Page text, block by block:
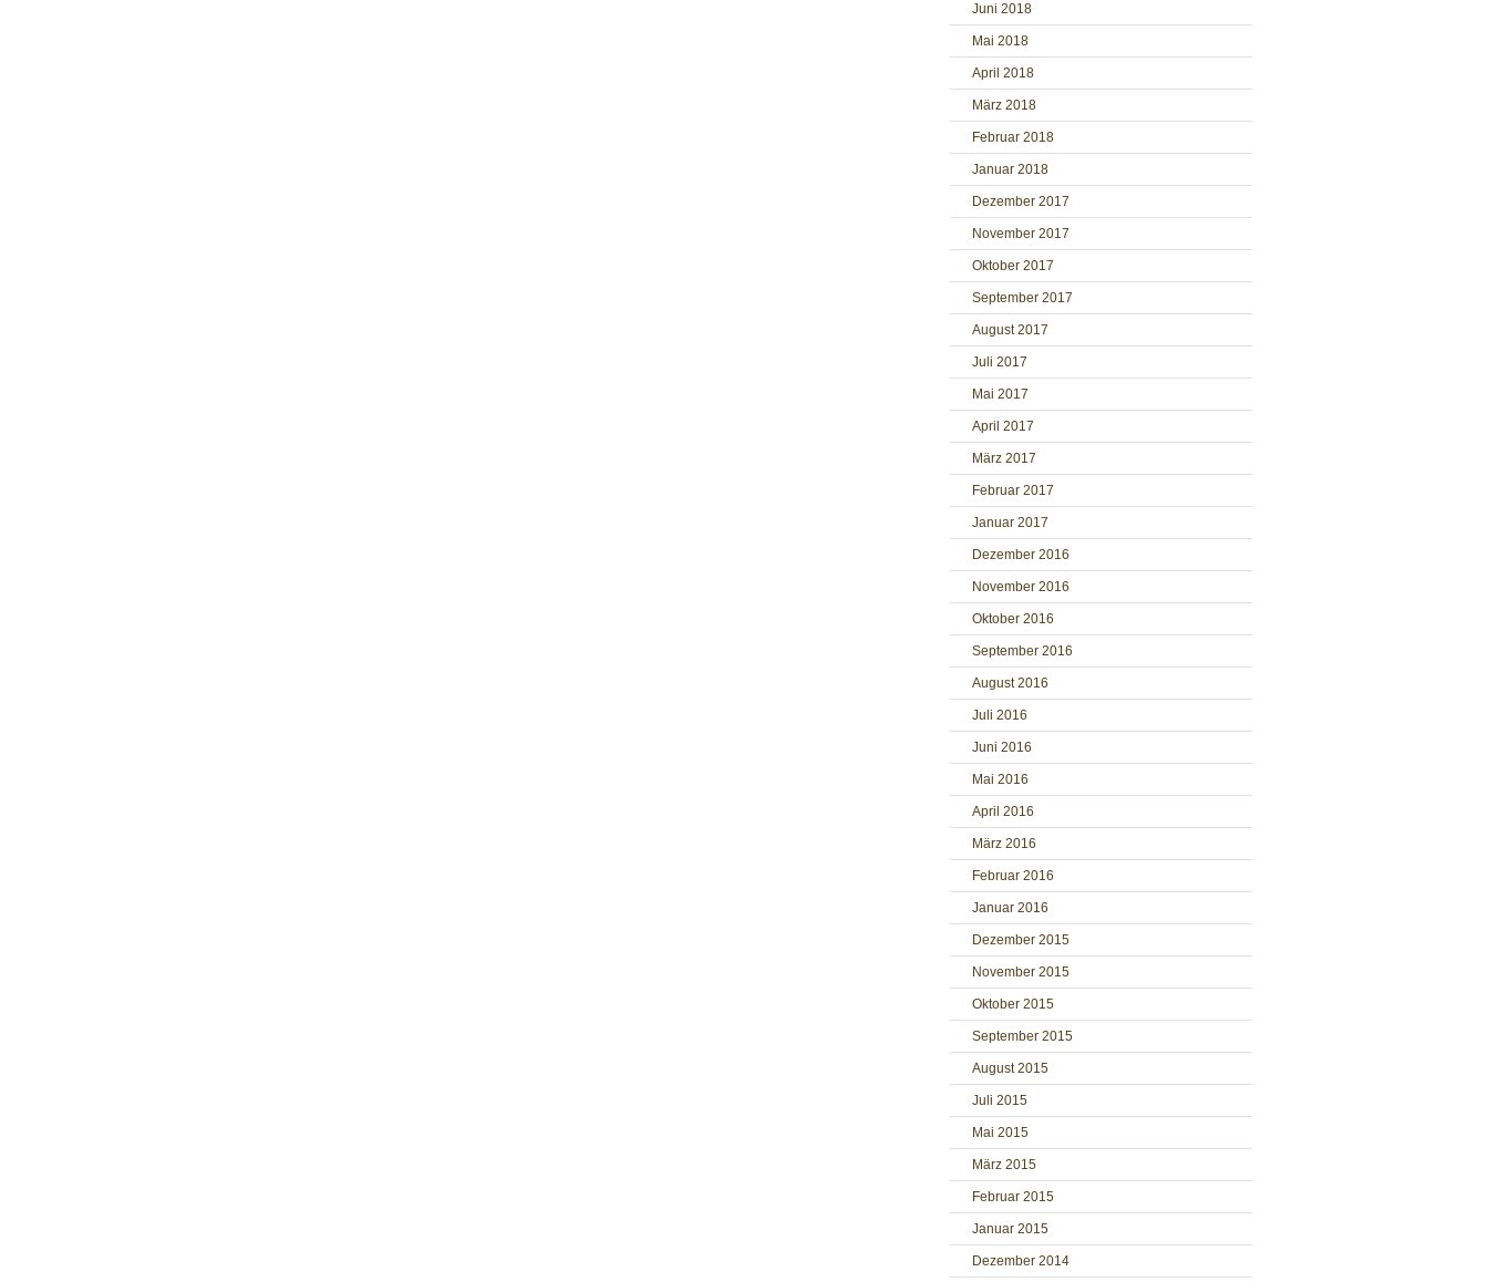
Juni 2018
Mai 2018
April 2018
März 2018
Februar 2018
Januar 2018
Dezember 2017
November 2017
Oktober 2017
September 2017
August 2017
Juli 2017
Mai 2017
April 2017
März 2017
Februar 2017
Januar 2017
Dezember 2016
November 2016
Oktober 2016
September 2016
August 2016
Juli 2016
Juni 2016
Mai 2016
April 2016
März 2016
Februar 2016
Januar 2016
Dezember 2015
November 2015
Oktober 2015
September 2015
August 2015
Juli 2015
Mai 2015
März 2015
Februar 2015
Januar 2015
Dezember 2014